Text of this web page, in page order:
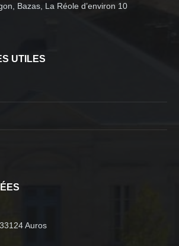
Bazas, La Réole d’environ 10
UTILES
Auros